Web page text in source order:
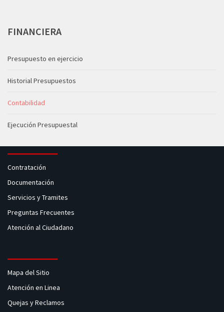
FINANCIERA
Presupuesto en ejercicio
Historial Presupuestos
Contabilidad
Ejecución Presupuestal
Contratación
Documentación
Servicios y Tramites
Preguntas Frecuentes
Atención al Ciudadano
Mapa del Sitio
Atención en Linea
Quejas y Reclamos